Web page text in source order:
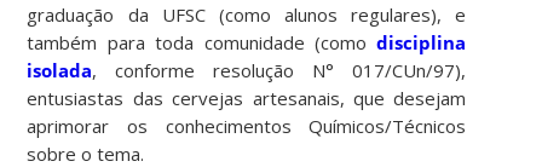
graduação da UFSC (como alunos regulares), e
também para toda comunidade (comodisciplina
isolada, conforme resolução N° 017/CUn/97),
entusiastas das cervejas artesanais, que desejam
aprimorar os conhecimentos Químicos/Técnicos
sobre o tema.